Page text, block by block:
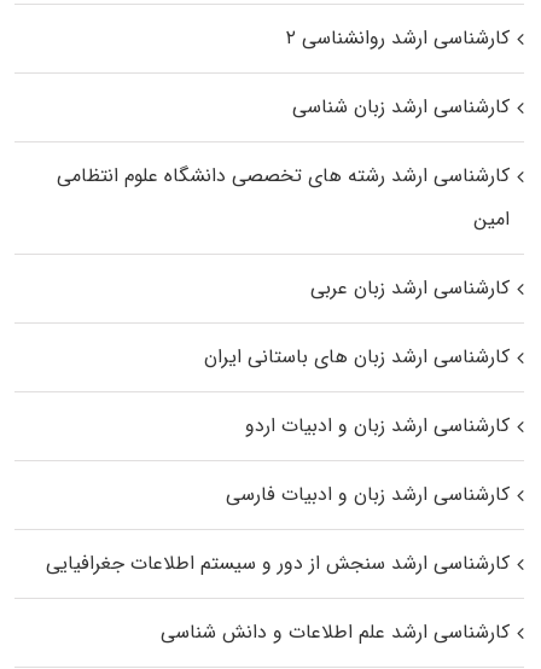
کارشناسی ارشد روانشناسی ۲
کارشناسی ارشد زبان شناسی
کارشناسی ارشد رﺷﺘﻪ ﻫﺎی تخصصی داﻧﺸﮕﺎه ﻋﻠﻮم انتظامی
اﻣﻴﻦ
کارشناسی ارشد زبان عربی
کارشناسی ارشد زبان‌ های باستانی ایران
کارشناسی ارشد زبان و ادبیات اردو
کارشناسی ارشد زبان و ادبیات فارسی
کارشناسی ارشد سنجش از دور و سیستم اطلاعات جغرافیایی
کارشناسی ارشد علم اطلاعات و دانش شناسی